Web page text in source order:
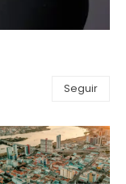
Seguir